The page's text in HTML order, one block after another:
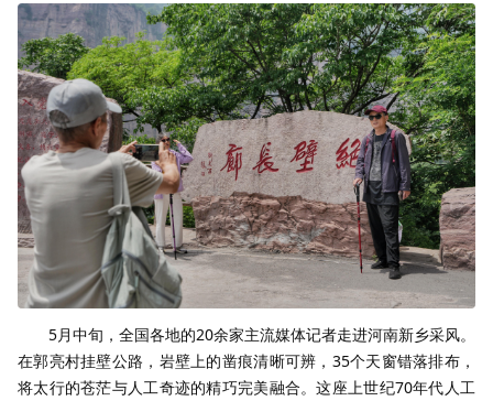
5月中旬，全国各地的20余家主流媒体记者走进河南新乡采风。
在郭亮村挂壁公路，岩壁上的凿痕清晰可辨，35个天窗错落排布，
将太行的苍茫与人工奇迹的精巧完美融合。这座上世纪70年代人工